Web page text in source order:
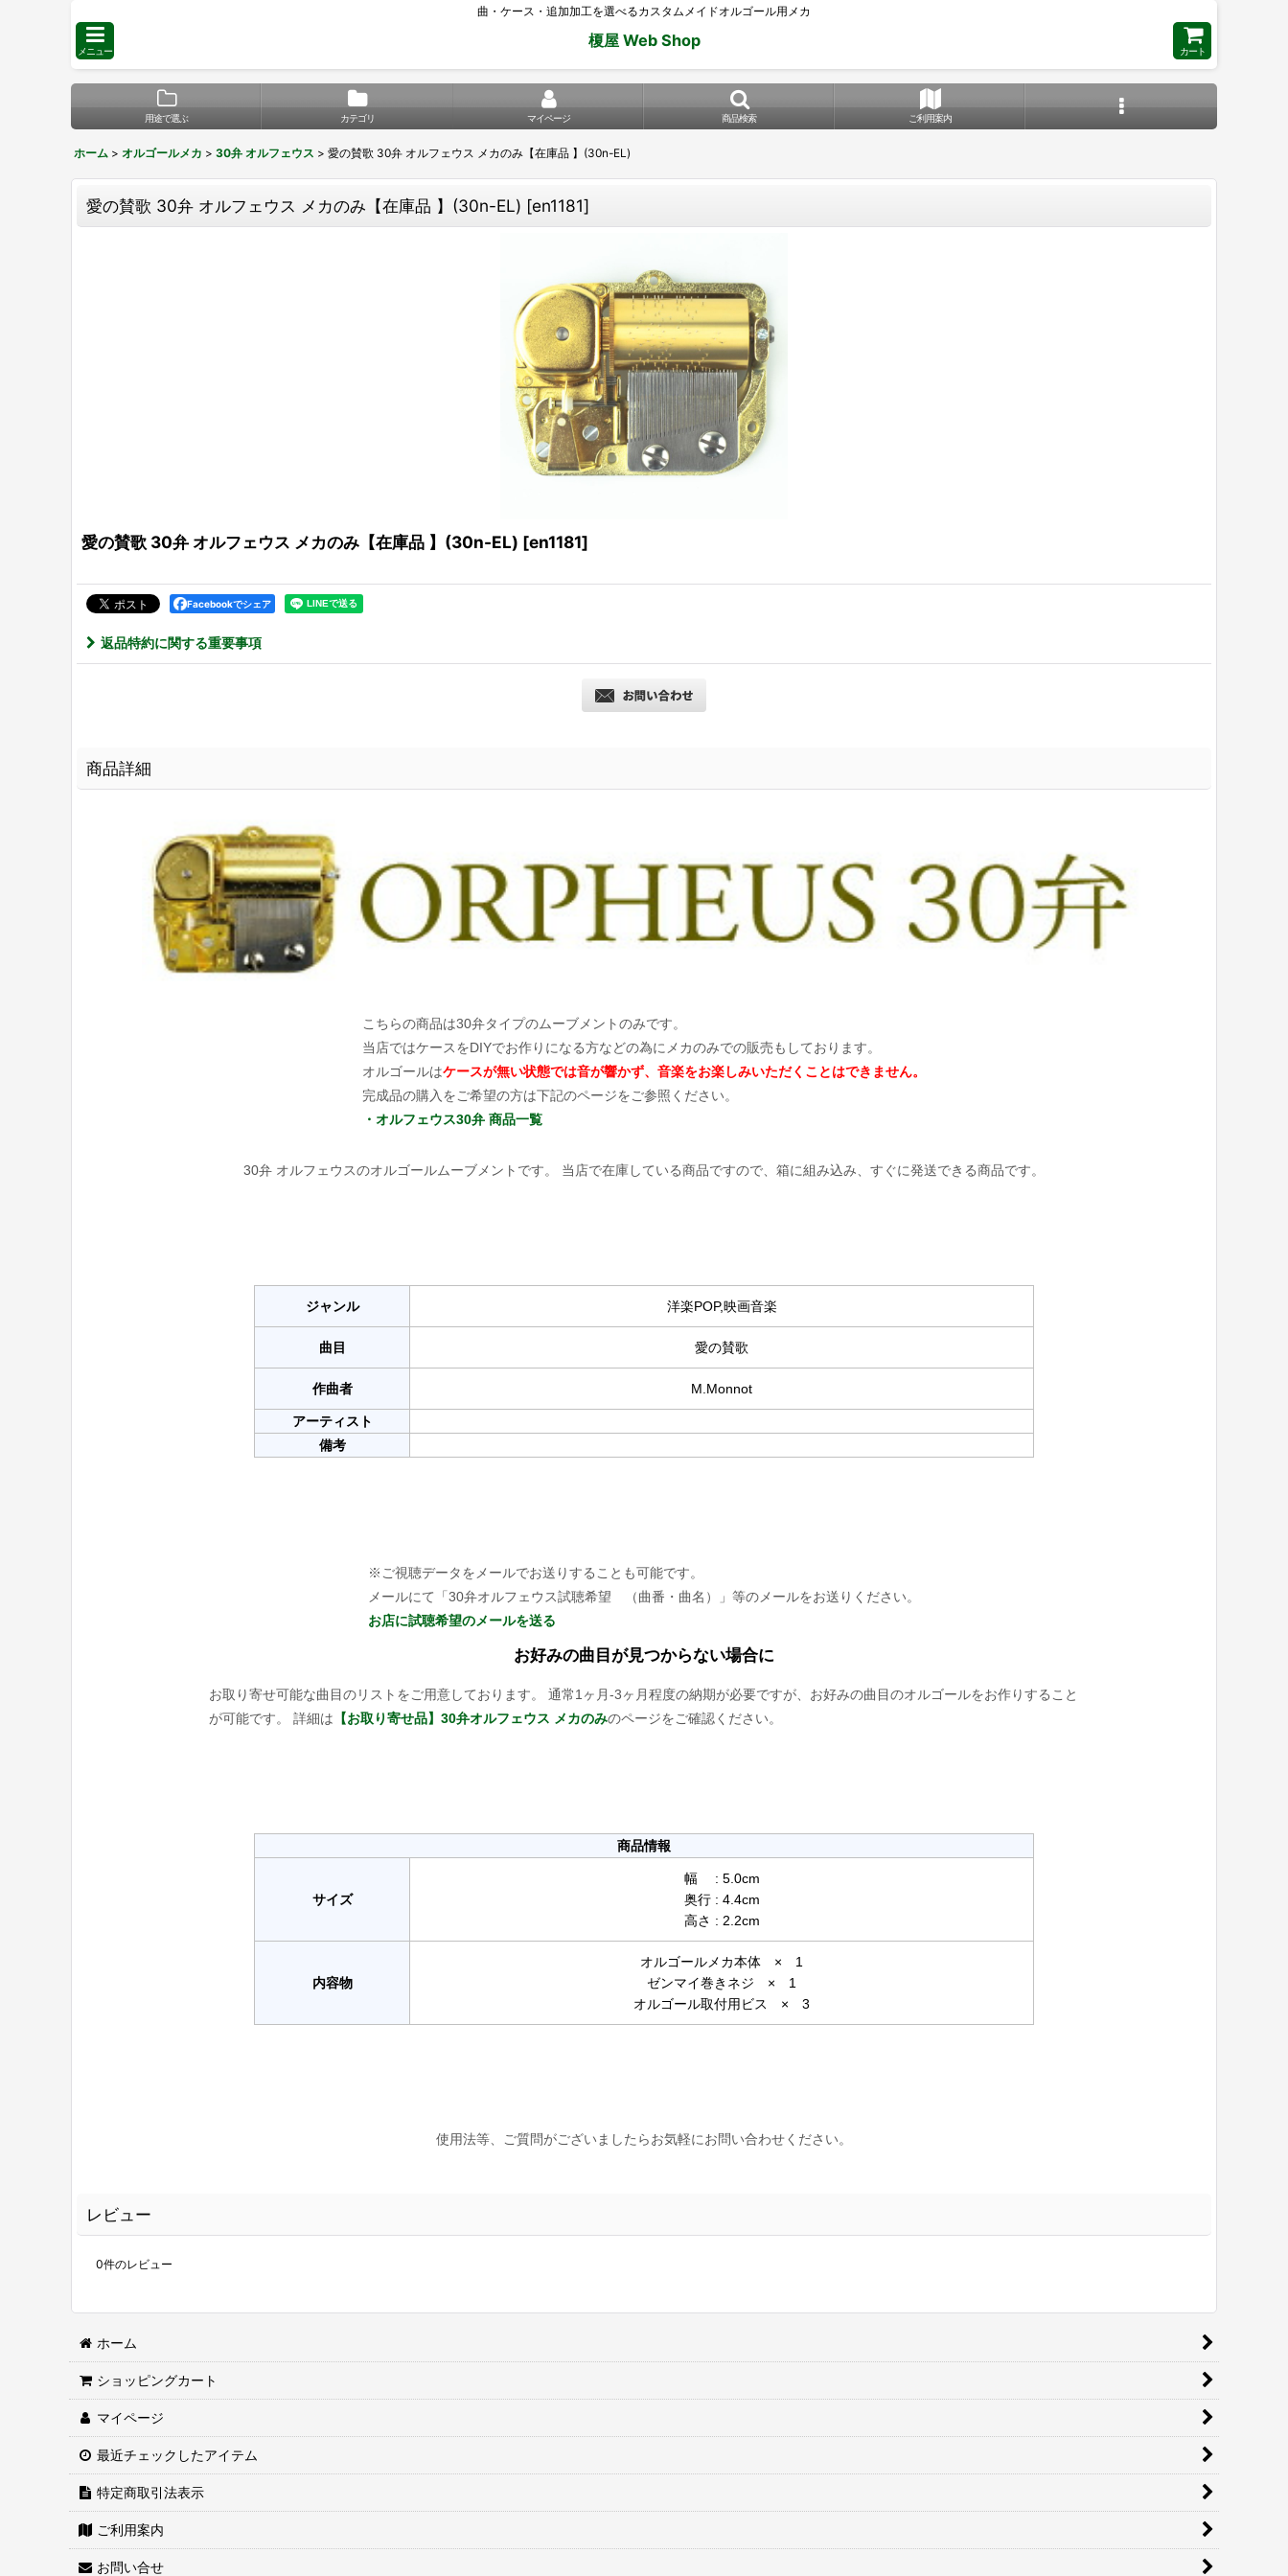
曲・ケース・追加加工を選べるカスタムメイドオルゴール用メカ
メニュー
榎屋 Web Shop
カート
用途で選ぶ カテゴリ マイページ 商品検索 ご利用案内
ホーム > オルゴールメカ > 30弁 オルフェウス > 愛の賛歌 30弁 オルフェウス メカのみ【在庫品 】(30n-EL)
愛の賛歌 30弁 オルフェウス メカのみ【在庫品 】(30n-EL) [en1181]
愛の賛歌 30弁 オルフェウス メカのみ【在庫品 】(30n-EL) [en1181]
Facebookでシェア
返品特約に関する重要事項
商品詳細
こちらの商品は30弁タイプのムーブメントのみです。
当店ではケースをDIYでお作りになる方などの為にメカのみでの販売もしております。
オルゴールはケースが無い状態では音が響かず、音楽をお楽しみいただくことはできません。
完成品の購入をご希望の方は下記のページをご参照ください。
・オルフェウス30弁 商品一覧
30弁 オルフェウスのオルゴールムーブメントです。 当店で在庫している商品ですので、箱に組み込み、すぐに発送できる商品です。
ジャンル 洋楽POP,映画音楽
曲目 愛の賛歌
作曲者 M.Monnot
アーティスト
備考
※ご視聴データをメールでお送りすることも可能です。
メールにて「30弁オルフェウス試聴希望 （曲番・曲名）」等のメールをお送りください。
お店に試聴希望のメールを送る
お好みの曲目が見つからない場合に
お取り寄せ可能な曲目のリストをご用意しております。 通常1ヶ月-3ヶ月程度の納期が必要ですが、お好みの曲目のオルゴールをお作りすること
が可能です。 詳細は 【お取り寄せ品】30弁オルフェウス メカのみのページをご確認ください。
商品情報
サイズ
幅 : 5.0cm
奥行 : 4.4cm
高さ : 2.2cm
内容物
オルゴールメカ本体 × 1
ゼンマイ巻きネジ × 1
オルゴール取付用ビス × 3
使用法等、ご質問がございましたらお気軽にお問い合わせください。
レビュー
0件のレビュー
ホーム
ショッピングカート
マイページ
最近チェックしたアイテム
特定商取引法表示
ご利用案内
お問い合せ